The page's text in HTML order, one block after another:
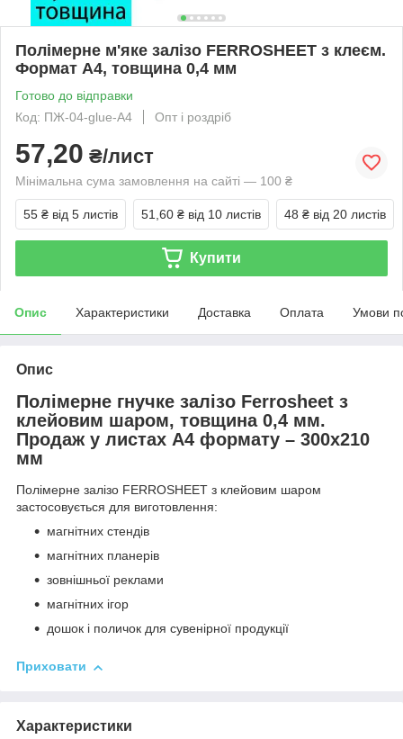
Полімерне м'яке залізо FERROSHEET з клеєм.
Формат А4, товщина 0,4 мм
Готово до відправки
Код: ПЖ-04-glue-A4
Опт і роздріб
57,20 ₴/лист
Мінімальна сума замовлення на сайті — 100 ₴
55 ₴ від 5 листів 51,60 ₴ від 10 листів 48 ₴ від 20 листів
Купити
Опис Характеристики Доставка Оплата Умови
Опис
Полімерне гнучке залізо Ferrosheet з
клейовим шаром, товщина 0,4 мм.
Продаж у листах А4 формату – 300х210
мм
Полімерне залізо FERROSHEET з клейовим шаром
застосовується для виготовлення:
магнітних стендів
магнітних планерів
зовнішньої реклами
магнітних ігор
дошок і поличок для сувенірної продукції
Приховати
Характеристики